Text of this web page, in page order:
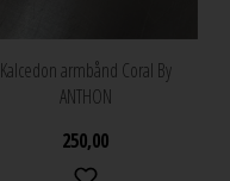
Kalcedon armbånd Coral By
ANTHON
250,00